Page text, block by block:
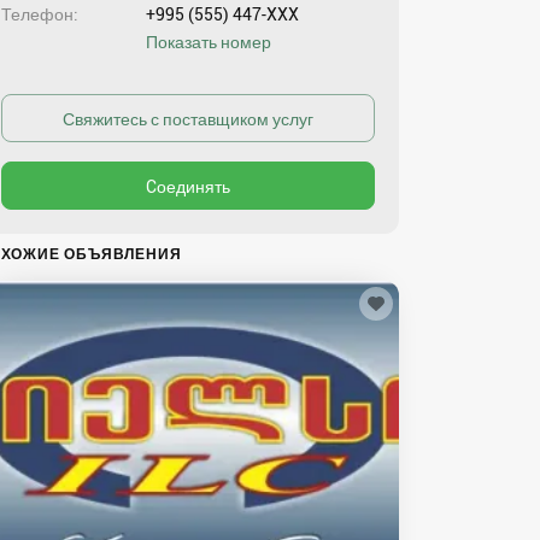
Телефон
+995 (555) 447-XXX
Показать номер
ОБЪЯВЛЕНИЯ